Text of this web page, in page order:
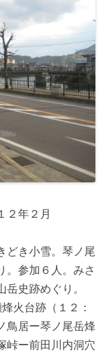
年２月
どき小雪。琴ノ尾
。参加６人。みさ
史跡めぐり。
火台跡（１２：
居ー琴ノ尾岳烽
峠ー前田川内洞穴